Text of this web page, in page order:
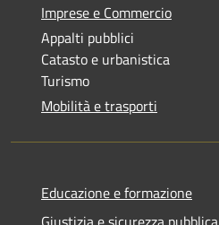
Imprese e Commercio
Appalti pubblici
Catasto e urbanistica
Turismo
Mobilità e trasporti
Educazione e formazione